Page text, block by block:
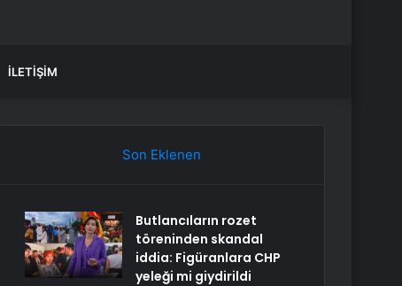
İLETIŞIM
Son Eklenen
Butlancıların rozet
töreninden skandal
iddia: Figüranlara CHP
yeleği mi giydirildi